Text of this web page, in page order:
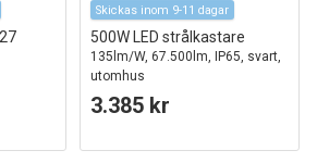
Skickas inom 9-11 dagar
500W LED strålkastare
135lm/W, 67.500lm, IP65, svart,
utomhus
3.385 kr